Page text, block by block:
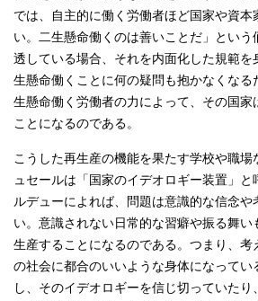
では、自主的に働く労働者ほど国家や資本
い。二生懸命働くのは善いことだ」という
透している場合、それを内面化した規範を
生懸命働くことに何の疑問も抱かなくなる
生懸命働く労働者の力によって、その国家
ことになるのである。
こうした再生産の機能を果たす学校や職場
ュセールは「国家のイデオロギー装置」
ルデューによれば、問題は意識的な信念や
い。意識されない日常的な習癖や振る舞い
生産することになるのである。つまり、考
の社会に都合のいいような身体になってい
し、そのイデオロギーを信じ切っていたり